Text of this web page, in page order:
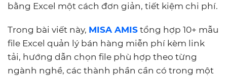
bằng Excel một cách đơn giản, tiết kiệm chi phí.
Trong bài viết này, MISA AMIS tổng hợp 10+ mẫu
file Excel quản lý bán hàng miễn phí kèm link
tải, hướng dẫn chọn file phù hợp theo từng
ngành nghề, các thành phần cần có trong một